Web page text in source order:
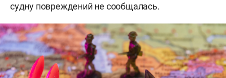
судну повреждений не сообщалась.